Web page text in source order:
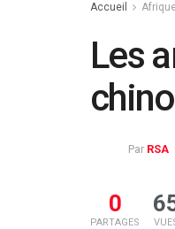
Accueil
Les
Par RSA
0
PARTAGES